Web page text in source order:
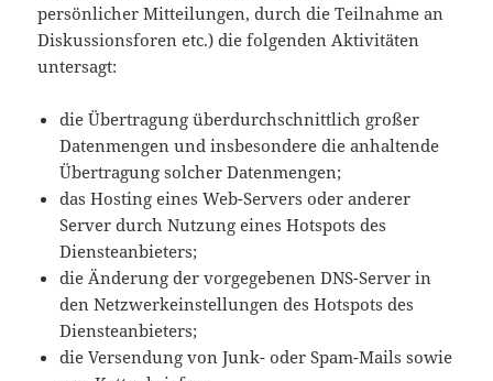
persönlicher Mitteilungen, durch die Teilnahme an
Diskussionsforen etc.) die folgenden Aktivitäten
untersagt:
die Übertragung überdurchschnittlich großer
Datenmengen und insbesondere die anhaltende
Übertragung solcher Datenmengen;
das Hosting eines Web-Servers oder anderer
Server durch Nutzung eines Hotspots des
Diensteanbieters;
die Änderung der vorgegebenen DNS-Server in
den Netzwerkeinstellungen des Hotspots des
Diensteanbieters;
die Versendung von Junk- oder Spam-Mails sowie